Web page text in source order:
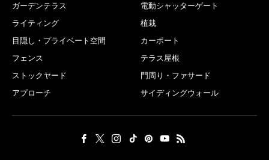
ガーデンテラス
電動シャッターゲート
ライティング
植栽
目隠し・プライベート空間
カーポート
フェンス
テラス屋根
ストックヤード
門周り・ファサード
アプローチ
サイディングウォール